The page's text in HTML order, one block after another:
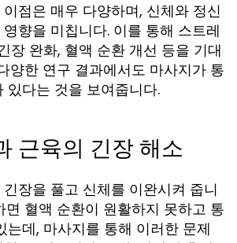
점은 매우 다양하며, 신체와 정신
향을 미칩니다. 이를 통해 스트레
장 완화, 혈액 순환 개선 등을 기대
양한 연구 결과에서도 마사지가 통
있다는 것을 보여줍니다.
근육의 긴장 해소
장을 풀고 신체를 이완시켜 줍니
면 혈액 순환이 원활하지 못하고 통
는데, 마사지를 통해 이러한 문제